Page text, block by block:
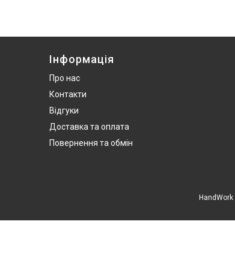
Інформація
Про нас
Контакти
Відгуки
Доставка та оплата
Повернення та обмін